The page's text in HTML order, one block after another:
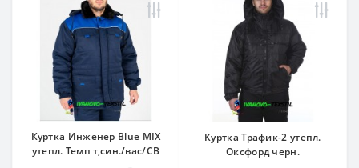
Куртка Инженер Blue MIX
утепл. Темп т,син./вас/СВ
Куртка Трафик-2 утепл.
Оксфорд черн.